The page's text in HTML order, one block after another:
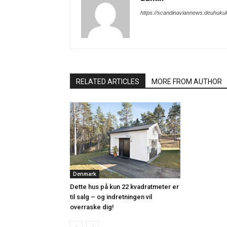
https://
RELATED ARTICLES MORE FROM AUTHOR
Denmark
Dette hus på kun 22 kvadratmeter er
til salg – og indretningen vil
overraske dig!